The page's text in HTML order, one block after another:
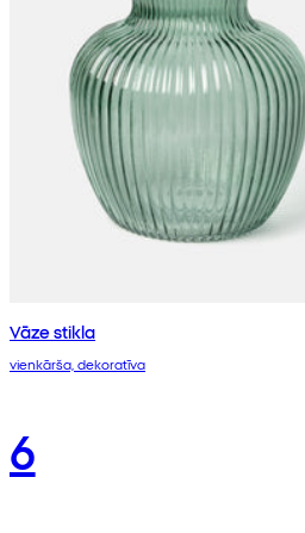
Vāze stikla
vienkārša, dekoratīva
6